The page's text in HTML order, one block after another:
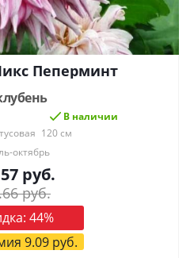
Пеперминт
В наличии
120 см
октябрь
руб.
руб.
44%
9.09руб.